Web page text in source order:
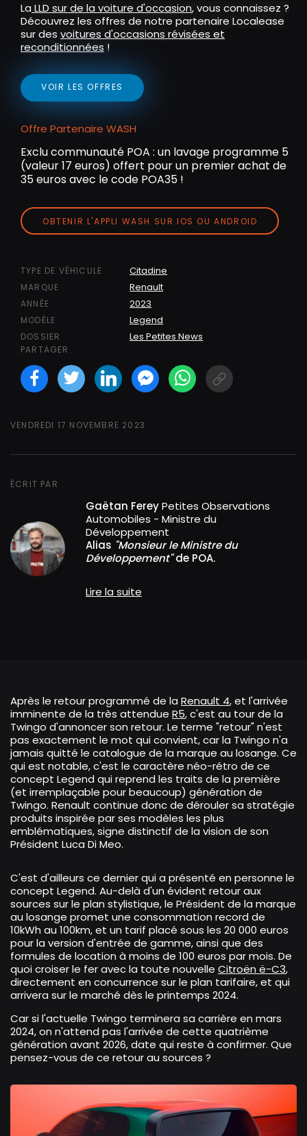
La LLD sur de la voiture d'occasion, vous connaissez ?
Découvrez les offres de notre partenaire Localease
sur des voitures d'occasions révisées et
reconditionnées !
VOIR LES OFFRES
Offre Partenaire WASH
Exclu communauté POA : un lavage programme 5
(valeur 17 euros) offert pour un premier achat de
35 euros avec le code POA35 !
OBTENIR L'APPLI WASH SUR IOS OU ANDROID
TYPE DE VÉHICULE Citadine
MARQUE Renault
ANNÉE 2023
MODÈLE Legend
DOSSIER Les Petites News
PARTAGER
Facebook
TwitterLinkedINFacebook
WhatsApp
Short link
VENDREDI 17 NOVEMBRE 2023
ÉCRIT PAR
Gaëtan FereyPetites Observations
Automobiles - Ministre du
Développement
Alias "Monsieur le Ministre du
Développement"de POA.
Lire la suite
Après le retour programmé de la Renault 4, et l'arrivée
imminente de la très attendue R5, c'est au tour de la
Twingo d'annoncer son retour. Le terme "retour" n'est
pas exactement le mot qui convient, car la Twingo n'a
jamais quitté le catalogue de la marque au losange. Ce
qui est notable, c'est le caractère néo-rétro de ce
concept Legend qui reprend les traits de la première
(et irremplaçable pour beaucoup) génération de
Twingo. Renault continue donc de dérouler sa stratégie
produits inspirée par ses modèles les plus
emblématiques, signe distinctif de la vision de son
Président Luca Di Meo.
C'est d'ailleurs ce dernier qui a présenté en personne le
concept Legend. Au-delà d'un évident retour aux
sources sur le plan stylistique, le Président de la marque
au losange promet une consommation record de
10kWh au 100km, et un tarif placé sous les 20 000 euros
pour la version d'entrée de gamme, ainsi que des
formules de location à moins de 100 euros par mois. De
quoi croiser le fer avec la toute nouvelle Citroën ë-C3,
directement en concurrence sur le plan tarifaire, et qui
arrivera sur le marché dès le printemps 2024.
Car si l'actuelle Twingo terminera sa carrière en mars
2024, on n'attend pas l'arrivée de cette quatrième
génération avant 2026, date qui reste à confirmer. Que
pensez-vous de ce retour au sources ?